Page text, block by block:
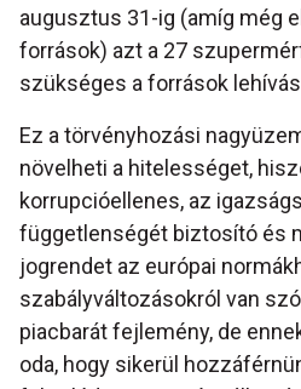
augusztus 31-ig (amíg még
források) azt a 27
szükséges a források
Ez a törvényhozási
növelheti a hitelességet,
korrupcióellenes, az
függetlenségét biztosító és
jogrendet az európai
szabályváltozásokról van
piacbarát fejlemény, de
oda, hogy sikerül